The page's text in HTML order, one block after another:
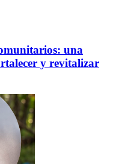
una
y revitalizar